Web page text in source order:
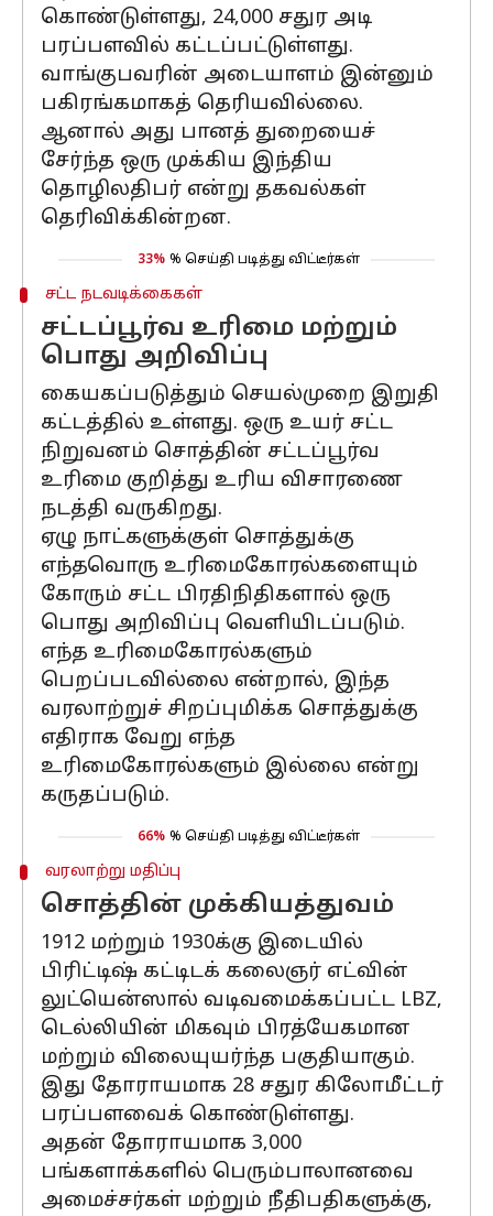
கொண்டுள்ளது, 24,000 சதுர அடி
பரப்பளவில் கட்டப்பட்டுள்ளது.
வாங்குபவரின் அடையாளம் இன்னும்
பகிரங்கமாகத் தெரியவில்லை.
ஆனால் அது பானத் துறையைச்
சேர்ந்த ஒரு முக்கிய இந்திய
தொழிலதிபர் என்று தகவல்கள்
தெரிவிக்கின்றன.
33% % செய்தி படித்து விட்டீர்கள்
சட்ட நடவடிக்கைகள்
சட்டப்பூர்வ உரிமை மற்றும்
பொது அறிவிப்பு
கையகப்படுத்தும் செயல்முறை இறுதி
கட்டத்தில் உள்ளது. ஒரு உயர் சட்ட
நிறுவனம் சொத்தின் சட்டப்பூர்வ
உரிமை குறித்து உரிய விசாரணை
நடத்தி வருகிறது.
ஏழு நாட்களுக்குள் சொத்துக்கு
எந்தவொரு உரிமைகோரல்களையும்
கோரும் சட்ட பிரதிநிதிகளால் ஒரு
பொது அறிவிப்பு வெளியிடப்படும்.
எந்த உரிமைகோரல்களும்
பெறப்படவில்லை என்றால், இந்த
வரலாற்றுச் சிறப்புமிக்க சொத்துக்கு
எதிராக வேறு எந்த
உரிமைகோரல்களும் இல்லை என்று
கருதப்படும்.
66% % செய்தி படித்து விட்டீர்கள்
வரலாற்று மதிப்பு
சொத்தின் முக்கியத்துவம்
1912 மற்றும் 1930க்கு இடையில்
பிரிட்டிஷ் கட்டிடக் கலைஞர் எட்வின்
லுட்யென்ஸால் வடிவமைக்கப்பட்ட LBZ,
டெல்லியின் மிகவும் பிரத்யேகமான
மற்றும் விலையுயர்ந்த பகுதியாகும்.
இது தோராயமாக 28 சதுர கிலோமீட்டர்
பரப்பளவைக் கொண்டுள்ளது.
அதன் தோராயமாக 3,000
பங்களாக்களில் பெரும்பாலானவை
அமைச்சர்கள் மற்றும் நீதிபதிகளுக்கு,